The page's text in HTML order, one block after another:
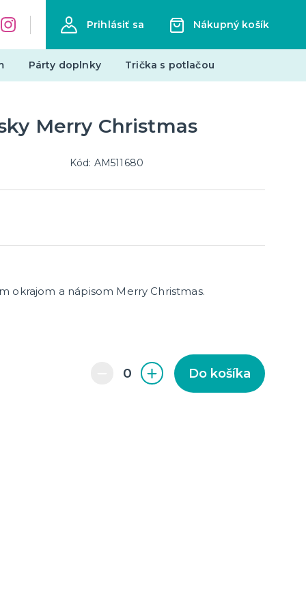
Prihlásiť sa Nákupný košík
Párty doplnky Trička s potlačou
Zástery s potlačou
Hobby a profesie
Všetko pre čertov
Merry Christmas
Kód: AM511680
okrajom a nápisom Merry Christmas.
Do košíka